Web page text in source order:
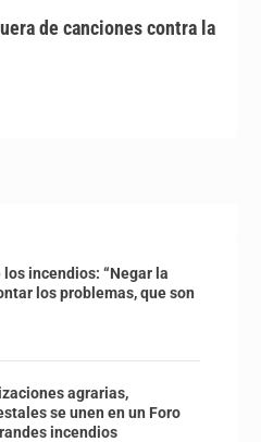
de canciones contra la
incendios: “Negar la
los problemas, que son
agrarias,
se unen en un Foro
incendios